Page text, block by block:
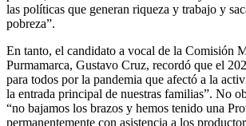
las políticas que generan riqueza y trabajo y
pobreza”.
En tanto, el candidato a vocal de la Comisión
Purmamarca, Gustavo Cruz, recordó que el
para todos por la pandemia que afectó a la
la entrada principal de nuestras familias”. No
“no bajamos los brazos y hemos tenido una
permanentemente con asistencia a los